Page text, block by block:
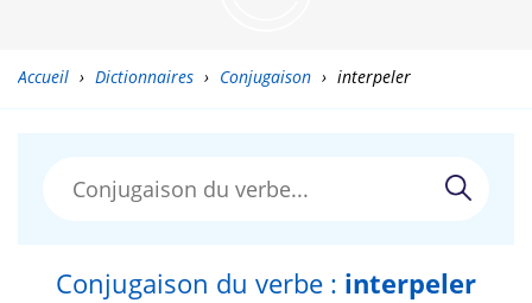
Accueil › Dictionnaires › Conjugaison › interpeler
Conjugaison du verbe : interpeler